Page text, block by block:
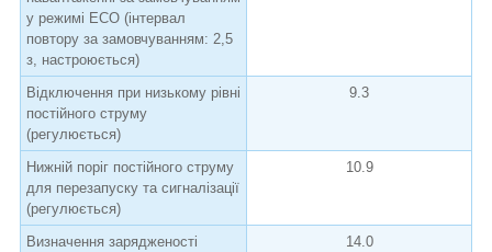
у режимі ECO (інтервал
повтору за замовчуванням: 2,5
з, настроюється)
Відключення при низькому рівні
постійного струму
(регулюється)
9.3
Нижній поріг постійного струму
для перезапуску та сигналізації
(регулюється)
10.9
Визначення зарядженості
14.0